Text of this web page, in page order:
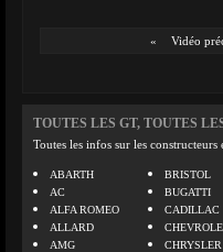
« Vidéo
TOUTES LES GT, TOUTES
Toutes les infos sur les constructeurs
ABARTH
AC
ALFA ROMEO
ALLARD
AMG
BRISTOL
BUGATTI
CADILLAC
CHRYSLER